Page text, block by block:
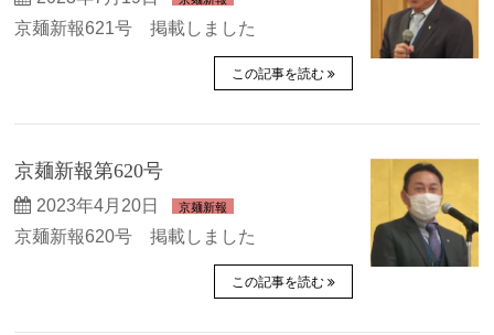
京麺新報621号 掲載しました
この記事を読む
京麺新報第620号
2023年4月20日 京麺新報
京麺新報620号 掲載しました
この記事を読む